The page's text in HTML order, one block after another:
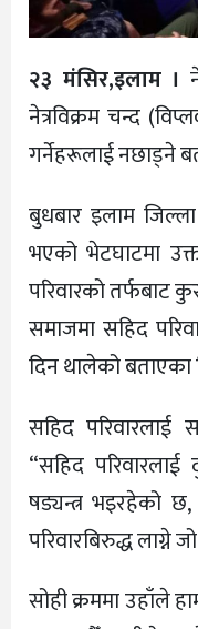
२३ मंसिर,इलाम ।
नेत्रविक्रम चन्द
गर्नेहरूलाई नछाड्ने
बुधबार इलाम
भएको भेटघाटमा
परिवारको तर्फबाट
समाजमा सहिद
दिन थालेको बताएका
सहिद परिवारलाई
“सहिद
षड्यन्त्र भइरहेको छ,
परिवारबिरुद्ध लाग्ने
सोही क्रममा उहाँले